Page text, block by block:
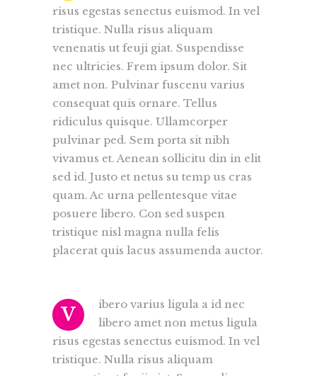
risus egestas senectus euismod. In vel
tristique. Nulla risus aliquam
venenatis ut feuji giat. Suspendisse
nec ultricies. Frem ipsum dolor. Sit
amet non. Pulvinar fuscenu varius
consequat quis ornare. Tellus
ridiculus quisque. Ullamcorper
pulvinar ped. Sem porta sit nibh
vivamus et. Aenean sollicitu din in elit
sed id. Justo et netus su temp us cras
quam. Ac urna pellentesque vitae
posuere libero. Con sed suspen
tristique nisl magna nulla felis
placerat quis lacus assumenda auctor.
V
ibero varius ligula a id nec
libero amet non metus ligula
risus egestas senectus euismod. In vel
tristique. Nulla risus aliquam